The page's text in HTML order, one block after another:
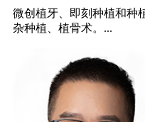
微创植牙、即刻种植和种
杂种植、植骨术。...